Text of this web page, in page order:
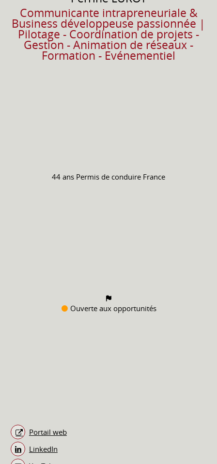
Communicante intrapreneuriale &
Business développeuse passionnée |
Pilotage - Coordination de projets -
Gestion - Animation de réseaux -
Formation - Evénementiel
44 ans Permis de conduire France
Ouverte aux opportunités
Portail web
LinkedIn